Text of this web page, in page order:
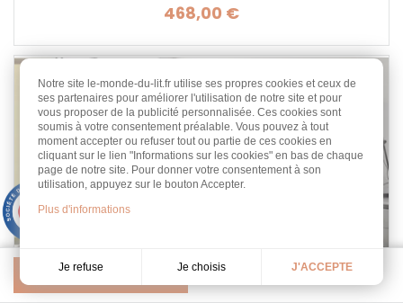
Pertinence
Prix
468,00 €
Notre site le-monde-du-lit.fr utilise ses propres cookies et ceux de
ses partenaires pour améliorer l'utilisation de notre site et pour
vous proposer de la publicité personnalisée. Ces cookies sont
soumis à votre consentement préalable. Vous pouvez à tout
moment accepter ou refuser tout ou partie de ces cookies en
cliquant sur le lien "Informations sur les cookies" en bas de chaque
page de notre site. Pour donner votre consentement à son
utilisation, appuyez sur le bouton Accepter.
Plus d'informations
Je refuse Je choisis J'ACCEPTE
/10